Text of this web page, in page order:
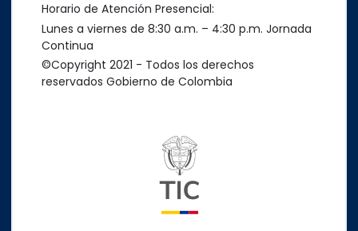
Horario de Atención Presencial:
Lunes a viernes de 8:30 a.m. – 4:30 p.m. Jornada
Continua
©Copyright 2021 - Todos los derechos
reservados Gobierno de Colombia